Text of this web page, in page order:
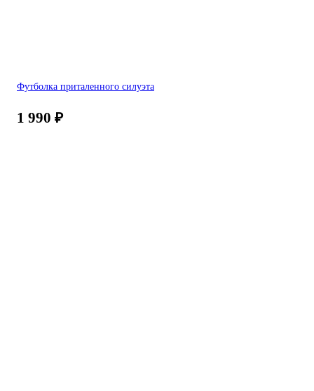
Футболка приталенного силуэта
1 990 ₽